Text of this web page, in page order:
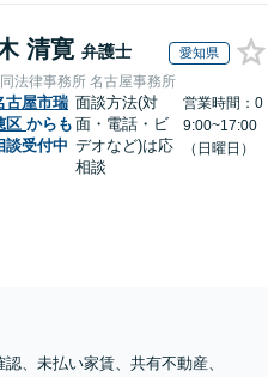
清寛 弁護士 愛知県
法律事務所 名古屋事務所
古屋市瑞
区 からも
談受付中
面談方法(対
面・電話・ビ
デオなど)は応
相談
営業時間：0
9:00~17:00
（日曜日）
、未払い家賃、共有不動産、